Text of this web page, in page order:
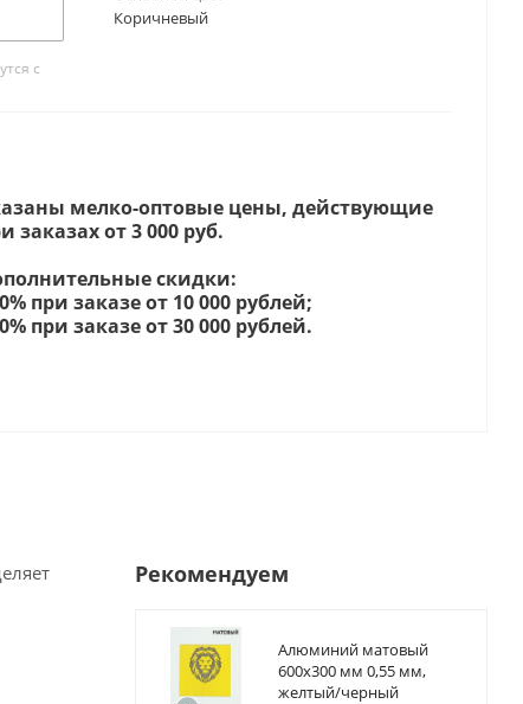
с
Коричневый
мелко-оптовые цены, действующие
заказах от 3 000 руб.
скидки:
при заказе от 10 000 рублей;
при заказе от 30 000 рублей.
Рекомендуем
Алюминий матовый
600х300 мм 0,55 мм,
желтый/черный